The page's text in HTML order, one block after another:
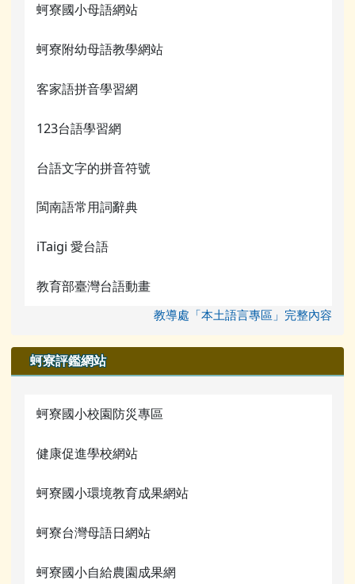
蚵寮國小母語網站
蚵寮附幼母語教學網站
客家語拼音學習網
123台語學習網
台語文字的拼音符號
閩南語常用詞辭典
iTaigi 愛台語
教育部臺灣台語動畫
教導處「本土語言專區」完整內容
蚵寮評鑑網站
蚵寮國小校園防災專區
健康促進學校網站
蚵寮國小環境教育成果網站
蚵寮台灣母語日網站
蚵寮國小自給農園成果網